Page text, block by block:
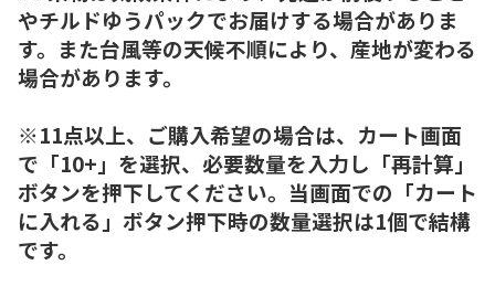
やチルドゆうパックでお届けする場合がありま
す。また台風等の天候不順により、産地が変わる
場合があります。
※11点以上、ご購入希望の場合は、カート画面
で「10+」を選択、必要数量を入力し「再計算」
ボタンを押下してください。当画面での「カート
に入れる」ボタン押下時の数量選択は1個で結構
です。